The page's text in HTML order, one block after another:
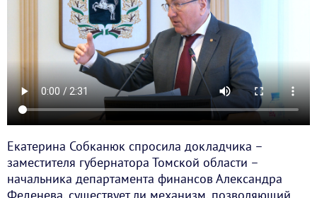
Екатерина Собканюк спросила докладчика –
заместителя губернатора Томской области –
начальника департамента финансов Александра